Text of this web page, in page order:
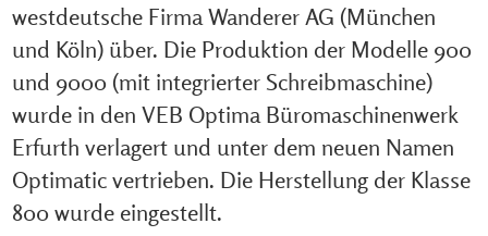
westdeutsche Firma Wanderer AG (München
und Köln) über. Die Produktion der Modelle 900
und 9000 (mit integrierter Schreibmaschine)
wurde in den VEB Optima Büromaschinenwerk
Erfurth verlagert und unter dem neuen Namen
Optimatic vertrieben. Die Herstellung der Klasse
800 wurde eingestellt.